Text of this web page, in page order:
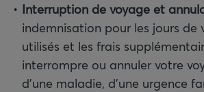
Interruption de voyage et
indemnisation pour les jours de
utilisés et les frais
interrompre ou annuler votre
d’une maladie, d’une urgence